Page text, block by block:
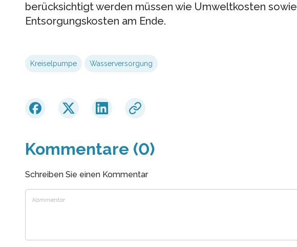
berücksichtigt werden müssen wie Umweltkosten sowie
Entsorgungskosten am Ende.
Kreiselpumpe Wasserversorgung
Kommentare (0)
Schreiben Sie einen Kommentar